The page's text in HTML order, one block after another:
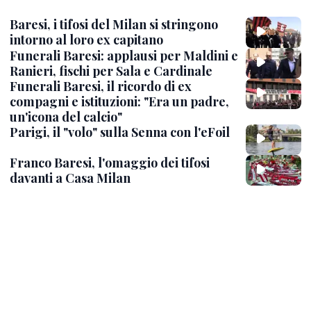
Baresi, i tifosi del Milan si stringono
intorno al loro ex capitano
Funerali Baresi: applausi per Maldini e
Ranieri, fischi per Sala e Cardinale
Funerali Baresi, il ricordo di ex
compagni e istituzioni: "Era un padre,
un'icona del calcio"
Parigi, il "volo" sulla Senna con l'eFoil
Franco Baresi, l'omaggio dei tifosi
davanti a Casa Milan